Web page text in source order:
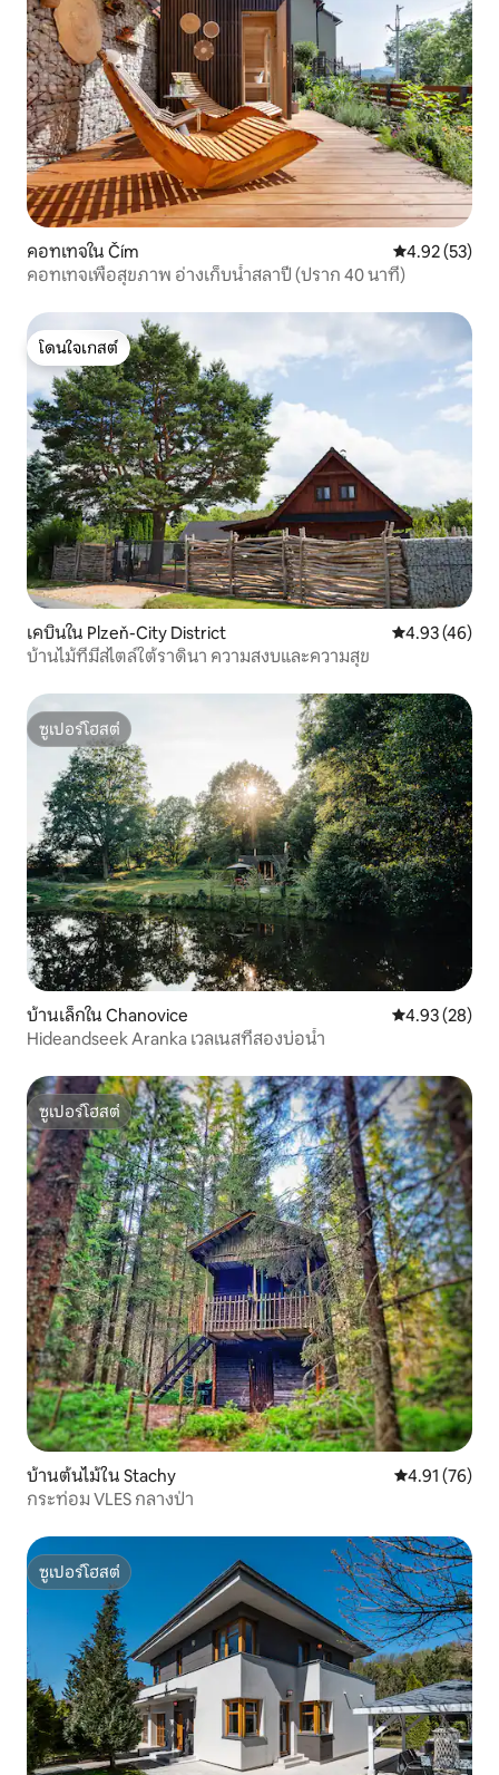
คอทเทจใน Čím คะแนนเฉลี่ย
4.92 (53)
คอทเทจเพื่อสุขภาพ อ่างเก็บน้ำสลาปี (ปราก 40 นาที)
โดนใจเกสต์
โดนใจเกสต์
เคบินใน Plzeň-City District คะแนนเฉลี่ย
4.93 (46)
บ้านไม้ที่มีสไตล์ใต้ราดินา ความสงบและความสุข
ซูเปอร์โฮสต์
ซูเปอร์โฮสต์
บ้านเล็กใน Chanovice คะแนนเฉลี่ย
4.93 (28)
Hideandseek Aranka เวลเนสที่สองบ่อน้ำ
ซูเปอร์โฮสต์
ซูเปอร์โฮสต์
บ้านต้นไม้ใน Stachy คะแนนเฉลี่ย
4.91 (76)
กระท่อม VLES กลางป่า
ซูเปอร์โฮสต์
ซูเปอร์โฮสต์